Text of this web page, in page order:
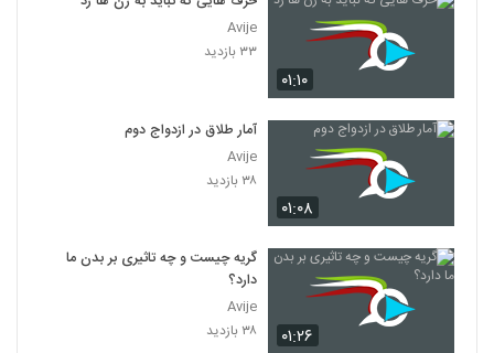
۰۱:۱۰
Avije
۳۳ بازدید
۰۱:۰۸
آمار طلاق در ازدواج دوم
Avije
۳۸ بازدید
۰۱:۲۶
گریه چیست و چه تاثیری بر بدن ما
دارد؟
Avije
۳۸ بازدید